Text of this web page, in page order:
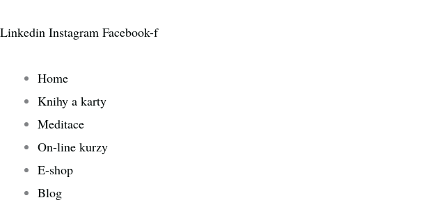
Linkedin Instagram Facebook-f
Home
Knihy a karty
Meditace
On-line kurzy
E-shop
Blog